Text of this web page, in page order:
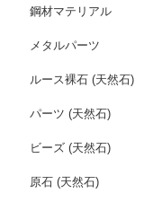
鋼材マテリアル
メタルパーツ
ルース裸石 (天然石)
パーツ (天然石)
ビーズ (天然石)
原石 (天然石)